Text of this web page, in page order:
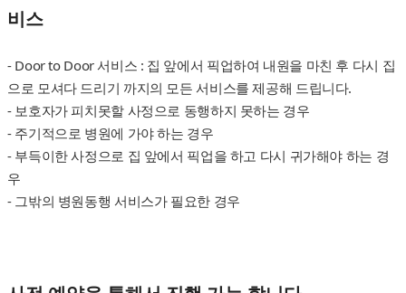
비스
- Door to Door 서비스 : 집 앞에서 픽업하여 내원을 마친 후 다시 집
으로 모셔다 드리기 까지의 모든 서비스를 제공해 드립니다.
- 보호자가 피치못할 사정으로 동행하지 못하는 경우
- 주기적으로 병원에 가야 하는 경우
- 부득이한 사정으로 집 앞에서 픽업을 하고 다시 귀가해야 하는 경
우
- 그밖의 병원동행 서비스가 필요한 경우